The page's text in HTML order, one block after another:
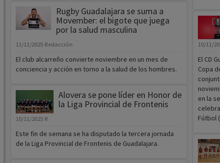
Rugby Guadalajara se suma a
Movember: el bigote que juega
por la salud masculina
11/11/2025 Redacción
El club alcarreño convierte noviembre en un mes de
conciencia y acción en torno a la salud de los hombres.
Alovera se pone líder en Honor de
la Liga Provincial de Frontenis
10/11/2025 R
Este fin de semana se ha disputado la tercera jornada
de la Liga Provincial de Frontenis de Guadalajara.
10/11/
El CD
Copa
en la
Fútbol